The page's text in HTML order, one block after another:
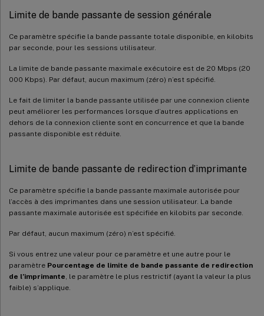
Limite de bande passante de session générale
Ce paramètre spécifie la bande passante totale disponible, en kilobits
par seconde, pour les sessions utilisateur.
La limite de bande passante maximale exécutoire est de 20 Mbps (20
000 Kbps). Par défaut, aucun maximum (zéro) n’est spécifié.
Le fait de limiter la bande passante utilisée par une connexion cliente
peut améliorer les performances lorsque d’autres applications en
dehors de la connexion cliente sont en concurrence et que la bande
passante disponible est réduite.
Limite de bande passante de redirection d’imprimante
Ce paramètre spécifie la bande passante maximale autorisée pour
l’accès à des imprimantes dans une session utilisateur. La bande
passante maximale autorisée est spécifiée en kilobits par seconde.
Par défaut, aucun maximum (zéro) n’est spécifié.
Si vous entrez une valeur pour ce paramètre et une autre pour le
paramètre Pourcentage de limite de bande passante de redirection
de l’imprimante , le paramètre le plus restrictif (ayant la valeur la plus
faible) s’applique.